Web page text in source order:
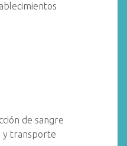
de sangre
y transporte